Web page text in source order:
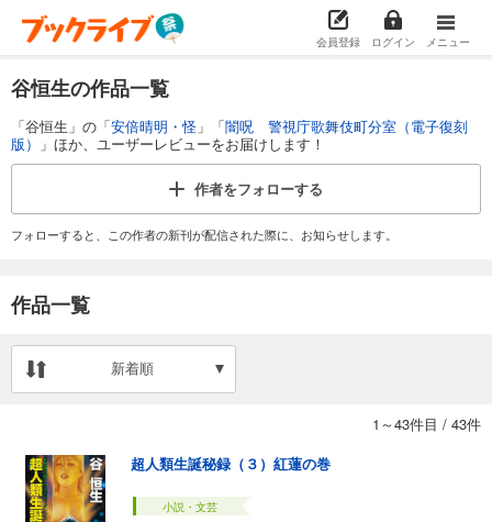
会員登録 ログイン メニュー
谷恒生の作品一覧
「谷恒生」の「安倍晴明・怪 」「闇呪 警視庁歌舞伎町分室（電子復刻
版）
」ほか、ユーザーレビューをお届けします！
作者をフォローする
フォローすると、この作者の新刊が配信された際に、お知らせします。
作品一覧
新着順
1～43件目 / 43件
超人類生誕秘録（３）紅蓮の巻
小説・文芸